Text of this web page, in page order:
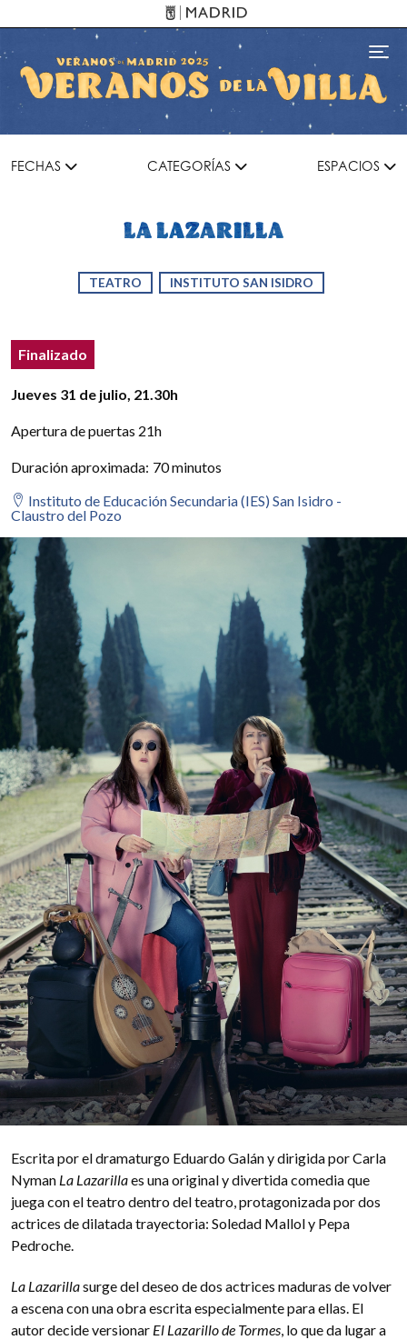
FECHAS CATEGORÍAS ESPACIOS
LA LAZARILLA
TEATRO INSTITUTO SAN ISIDRO
Estado del evento
Estado:
Finalizado
Detalles del evento
Jueves 31 de julio, 21.30h
Apertura de puertas 21h
Duración aproximada: 70 minutos
Instituto de Educación Secundaria (IES) San Isidro -
Claustro del Pozo
Escrita por el dramaturgo Eduardo Galán y dirigida por Carla
Nyman La Lazarillaes una original y divertida comedia que
juega con el teatro dentro del teatro, protagonizada por dos
actrices de dilatada trayectoria: Soledad Mallol y Pepa
Pedroche.
La Lazarillasurge del deseo de dos actrices maduras de volver
a escena con una obra escrita especialmente para ellas. El
autor decide versionar El Lazarillo de Tormes, lo que da lugar a